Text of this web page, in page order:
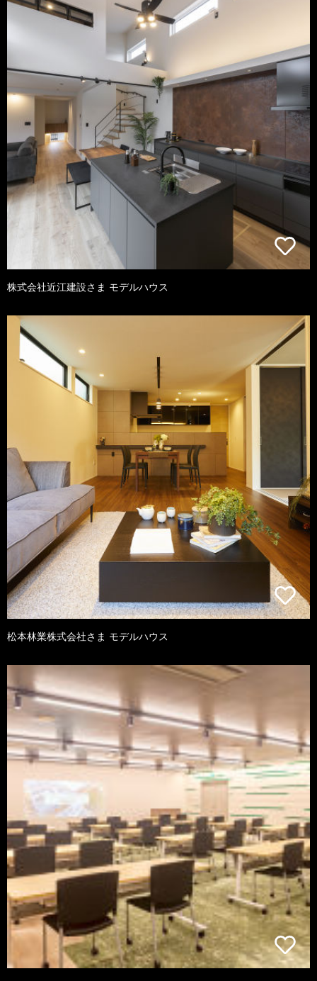
株式会社近江建設さま モデルハウス
松本林業株式会社さま モデルハウス